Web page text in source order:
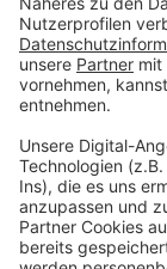
hatte mehr als
also riesig.
dreijährige
drei Jahre. Die
Anzeige